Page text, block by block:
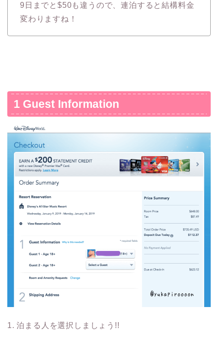
9日までと$50も違うので、連泊すると結構料金
変わりますね！
1 Guest Information
1. 泊まる人を選択しましょう!!